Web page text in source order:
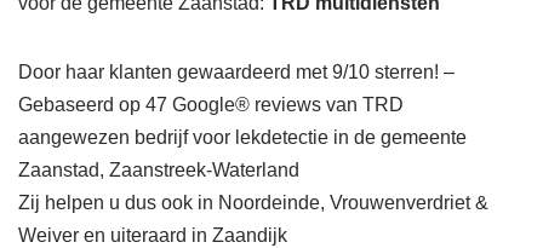
Door haar klanten gewaardeerd met 9/10 sterren! –
Gebaseerd op 47 Google® reviews van TRD
aangewezen bedrijf voor lekdetectie in de gemeente
Zaanstad, Zaanstreek-Waterland
Zij helpen u dus ook in Noordeinde, Vrouwenverdriet &
Weiver en uiteraard in Zaandijk